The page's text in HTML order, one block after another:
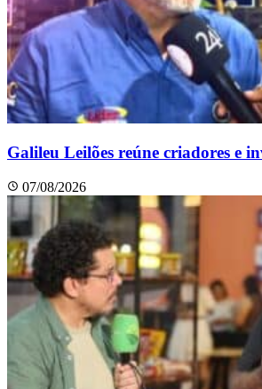
Galileu Leilões reúne criadores e
07/08/2026